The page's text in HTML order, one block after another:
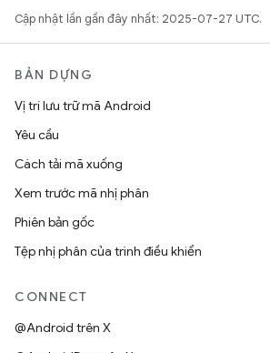
Cập nhật lần gần đây nhất: 2025-07-27 UTC.
BẢN DỰNG
Vị trí lưu trữ mã Android
Yêu cầu
Cách tải mã xuống
Xem trước mã nhị phân
Phiên bản gốc
Tệp nhị phân của trình điều khiển
CONNECT
@Android trên X